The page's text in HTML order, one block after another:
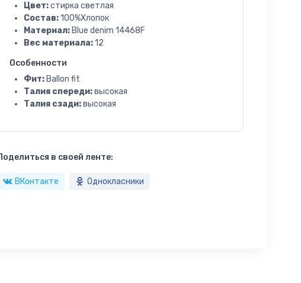
Цвет:стирка светлая
Состав:100%Хлопок
Материал:Blue denim 14468F
Вес материала:12
Особенности
Фит:Ballon fit
Талия спереди:высокая
Талия сзади:высокая
в своей ленте:
ВКонтакте Однокласники